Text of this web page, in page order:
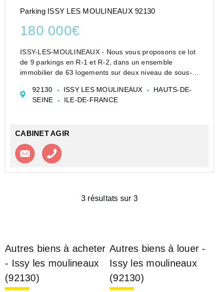
Parking ISSY LES MOULINEAUX 92130
180 000€
ISSY-LES-MOULINEAUX - Nous vous proposons ce lot
de 9 parkings en R-1 et R-2, dans un ensemble
immobilier de 63 logements sur deux niveau de sous-
se trouve à proximité de plusieurs arrêts de bus, d'un
92130 ISSY LES MOULINEAUX
HAUTS-DE-
SEINE
ILE-DE-FRANCE
CABINET AGIR
Contacter l'agence
3 résultats sur 3
Autres biens à acheter
- Issy les moulineaux
(92130)
Autres biens à louer -
Issy les moulineaux
(92130)